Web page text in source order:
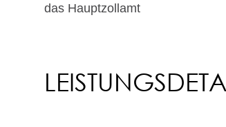
das Hauptzollamt